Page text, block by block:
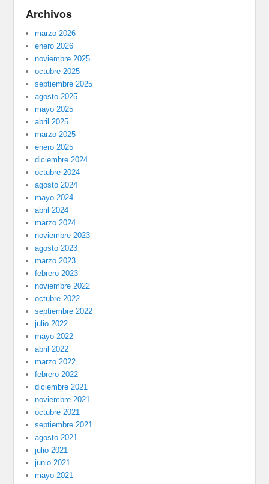
Archivos
marzo 2026
enero 2026
noviembre 2025
octubre 2025
septiembre 2025
agosto 2025
mayo 2025
abril 2025
marzo 2025
enero 2025
diciembre 2024
octubre 2024
agosto 2024
mayo 2024
abril 2024
marzo 2024
noviembre 2023
agosto 2023
marzo 2023
febrero 2023
noviembre 2022
octubre 2022
septiembre 2022
julio 2022
mayo 2022
abril 2022
marzo 2022
febrero 2022
diciembre 2021
noviembre 2021
octubre 2021
septiembre 2021
agosto 2021
julio 2021
junio 2021
mayo 2021